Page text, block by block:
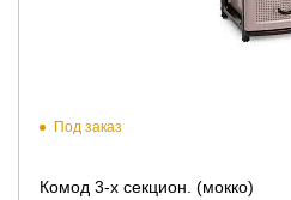
Под заказ
Комод 3-х секцион. (мокко)